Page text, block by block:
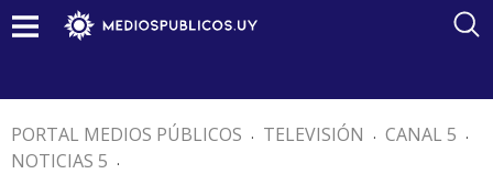
PORTAL MEDIOS PÚBLICOS . TELEVISIÓN . CANAL 5 .
NOTICIAS 5 .